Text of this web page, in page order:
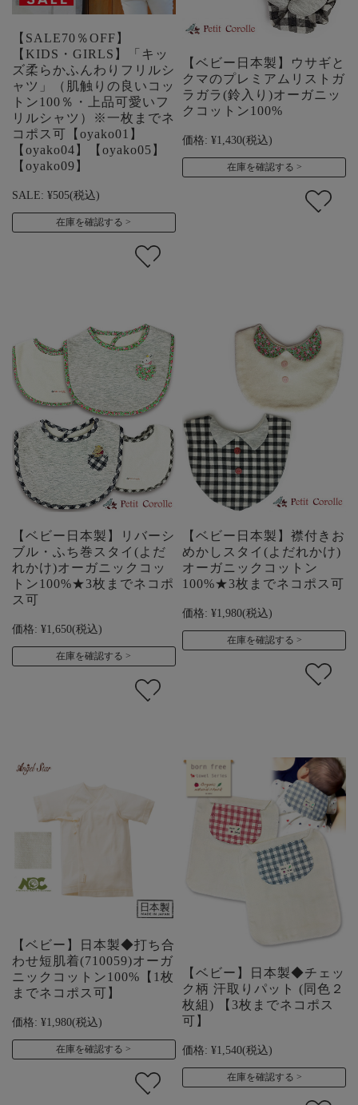
【SALE70％OFF】
【KIDS・GIRLS】「キッ
ズ柔らかふんわりフリルシ
ャツ」（肌触りの良いコッ
トン100％・上品可愛いフ
リルシャツ）※一枚までネ
コポス可【oyako01】
【oyako04】【oyako05】
【oyako09】
SALE: ¥505(税込)
在庫を確認する
【ベビー日本製】ウサギと
クマのプレミアムリストガ
ラガラ(鈴入り)オーガニッ
クコットン100%
価格: ¥1,430(税込)
在庫を確認する
【ベビー日本製】リバーシ
ブル・ふち巻スタイ(よだ
れかけ)オーガニックコッ
トン100%★3枚までネコポ
ス可
価格: ¥1,650(税込)
在庫を確認する
【ベビー日本製】襟付きお
めかしスタイ(よだれかけ)
オーガニックコットン
100%★3枚までネコポス可
価格: ¥1,980(税込)
在庫を確認する
【ベビー】日本製◆打ち合
わせ短肌着(710059)オーガ
ニックコットン100%【1枚
までネコポス可】
価格: ¥1,980(税込)
在庫を確認する
【ベビー】日本製◆チェッ
ク柄 汗取りパット (同色２
枚組) 【3枚までネコポス
可】
価格: ¥1,540(税込)
在庫を確認する